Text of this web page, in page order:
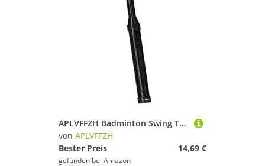
APLVFFZH Badminton Swing Training Racket Fitnessgerät Trainingswerkzeug Trainingshilfe Aus Langlebigem PP mit Klarer Geräuschrückmeldung Und Komfortablem Griff, Schwarz
von APLVFFZH
Bester Preis
14,69 €
gefunden bei Amazon